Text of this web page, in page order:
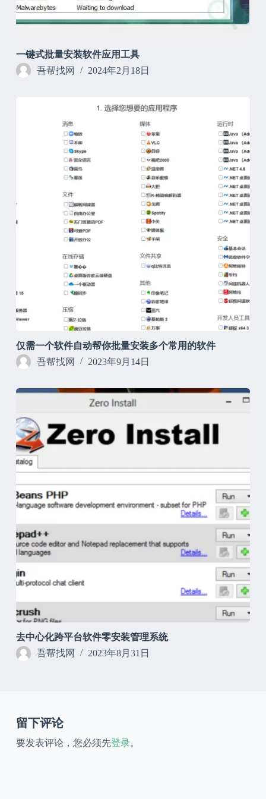
一键式批量安装软件应用工具
吾帮找网
2024年2月18日
仅需一个软件自动帮你批量安装多个常用的软件
吾帮找网
2023年9月14日
去中心化跨平台软件零安装管理系统
吾帮找网
2023年8月31日
留下评论
要发表评论，您必须先登录。